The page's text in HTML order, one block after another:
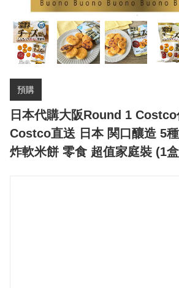
預購
日本代購大阪Round 1
Costco直送 日本 関口釀造 5
炸軟米餅 零食 超值家庭裝 (1